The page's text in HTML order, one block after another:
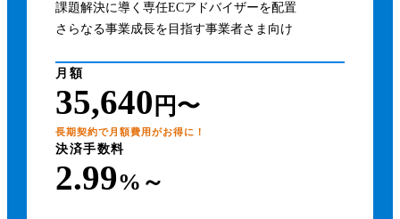
離脱防止生成AI OneCatch（ワンキャッチ）
先に見積くだサイ for カラーミーショップ
かんたん顧客対応
カラーミーショップ AIコネクター
課題解決に導く専任ECアドバイザーを配置
さらなる事業成長を目指す事業者さま向け
月額
35,640 円〜
長期契約で月額費用がお得に！
決済手数料
2.99%～